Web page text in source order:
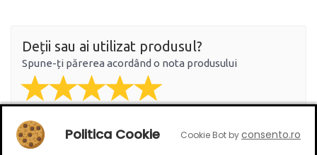
Deții sau ai utilizat produsul?
Spune-ți părerea acordând o nota produsului
Adaugă un review
Politica Cookie Cookie Bot byconsento.ro